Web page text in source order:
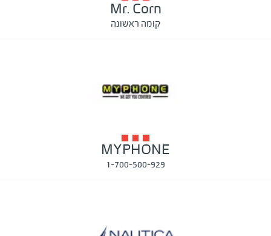
Mr. Corn
קומה ראשונה
MYPHONE
1-700-500-929